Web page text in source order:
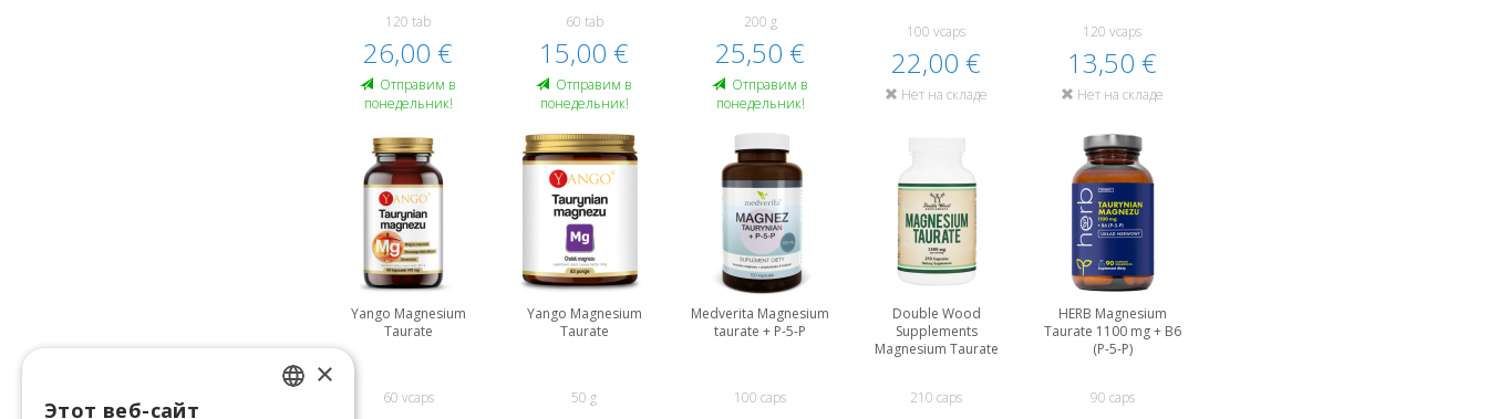
120 tab
26,00 €
Oтправим в
понедельник!
60 tab
15,00 €
Oтправим в
понедельник!
200 g
25,50 €
Oтправим в
понедельник!
100 vcaps
22,00 €
Нет на складе
120 vcaps
13,50 €
Нет на складе
Yango Magnesium
Taurate
60 vcaps
Yango Magnesium
Taurate
50 g
Medverita Magnesium
taurate + P-5-P
100 caps
Double Wood
Supplements
Magnesium Taurate
210 caps
HERB Magnesium
Taurate 1100 mg + B6
(P-5-P)
90 caps
×
Этот веб-сайт